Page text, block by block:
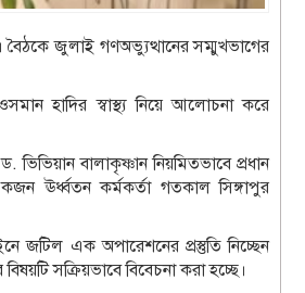
বৈঠকে জুলাই গণঅভ্যুত্থানের সম্মুখভাগের
হাদির স্বাস্থ্য নিয়ে আলোচনা করে
ভিভিয়ান বালাকৃষ্ণান নিয়মিতভাবে প্রধান
ঊর্ধ্বতন কর্মকর্তা গতকাল সিঙ্গাপুর
জটিল এক অপারেশনের প্রস্তুতি নিচ্ছেন
সক্রিয়ভাবে বিবেচনা করা হচ্ছে।